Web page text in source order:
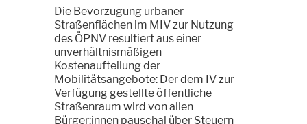
Die Bevorzugung urbaner
Straßenflächen im MIV zur Nutzung
des ÖPNV resultiert aus einer
unverhältnismäßigen
Kostenaufteilung der
Mobilitätsangebote: Der dem IV zur
Verfügung gestellte öffentliche
Straßenraum wird von allen
Bürger:innen pauschal über Steuern